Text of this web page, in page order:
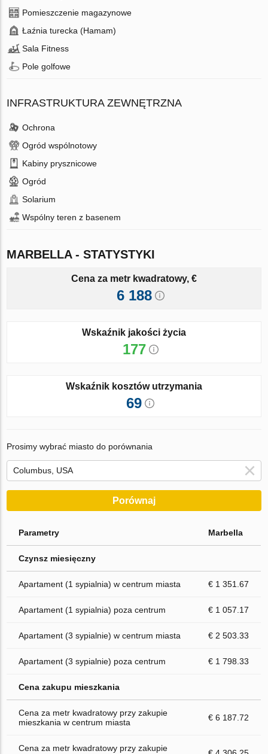
Pomieszczenie magazynowe
Łaźnia turecka (Hamam)
Sala Fitness
Pole golfowe
INFRASTRUKTURA ZEWNĘTRZNA
Ochrona
Ogród wspólnotowy
Kabiny prysznicowe
Ogród
Solarium
Wspólny teren z basenem
MARBELLA - STATYSTYKI
Cena za metr kwadratowy, €
6 188
Wskaźnik jakości życia
177
Wskaźnik kosztów utrzymania
69
Prosimy wybrać miasto do porównania
Porównaj
Parametry Marbella
Czynsz miesięczny
Apartament (1 sypialnia) w centrum miasta € 1 351.67
Apartament (1 sypialnia) poza centrum € 1 057.17
Apartament (3 sypialnie) w centrum miasta € 2 503.33
Apartament (3 sypialnie) poza centrum € 1 798.33
Cena zakupu mieszkania
Cena za metr kwadratowy przy zakupie
mieszkania w centrum miasta
€ 6 187.72
Cena za metr kwadratowy przy zakupie